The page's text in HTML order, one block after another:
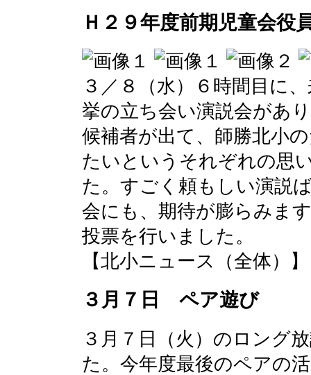
Ｈ２９年度前期児童会役
３／８（水）６時間目に
挙の立ち会い演説会があ
候補者が出て、師勝北小
たいというそれぞれの思
た。すごく頼もしい演説
会にも、期待が膨らみま
投票を行いました。
【北小ニュース（全体）
３月７日 ペア遊び
３月７日（火）のロング
た。今年度最後のペアの